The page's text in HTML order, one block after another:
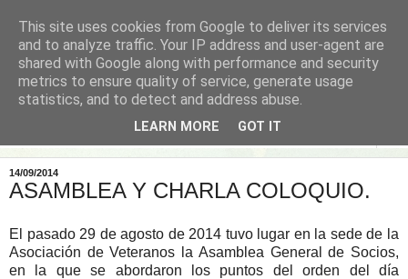
14/09/2014
ASAMBLEA Y CHARLA COLOQUIO.
El pasado 29 de agosto de 2014 tuvo lugar en la sede de la
Asociación de Veteranos la Asamblea General de Socios,
en la que se abordaron los puntos del orden del día
This site uses cookies from Google to deliver its services
and to analyze traffic. Your IP address and user-agent are
shared with Google along with performance and security
metrics to ensure quality of service, generate usage
statistics, and to detect and address abuse.
LEARN MORE GOT IT